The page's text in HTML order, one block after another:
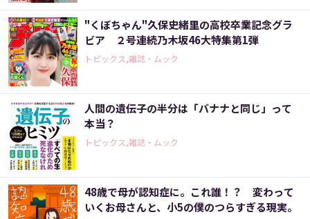
"くぼちゃん"久保史緒里の高校卒業記念グラ
ビア ２号連続乃木坂46大特集第1弾
トピックス,雑誌・ムック
人間の遺伝子の半分は「バナナと同じ」って
本当？
トピックス,雑誌・ムック
48歳で母が認知症に。これ誰！？ 変わって
いくお母さんと、小5の僕のつらすぎる現実。